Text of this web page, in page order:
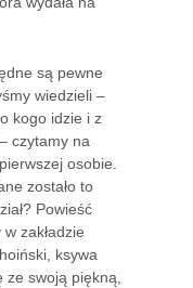
są pewne
wiedzieli –
kogo idzie i z
czytamy na
osobie.
zostało to
Powieść
zakładzie
ksywa
ze swoją piękną,